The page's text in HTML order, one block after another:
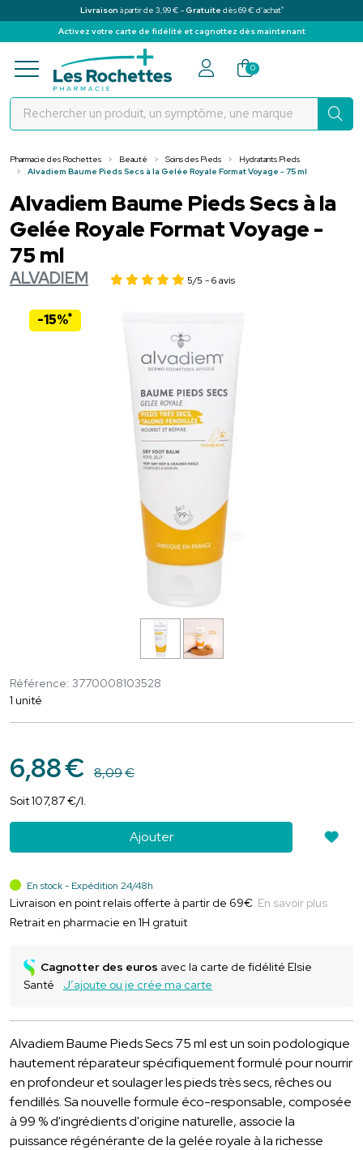
Livraison à partir de 3,99 € -Gratuite dès 69 € d’achat*
Activez votre carte de fidélité et cagnottez dès maintenant
Pharmacie des Rochettes Votre
0
Pharmacie des Rochettes Beauté Soins des Pieds
Hydratants Pieds
Alvadiem Baume Pieds Secs à la Gelée Royale Format Voyage - 75 ml
Alvadiem Baume Pieds Secs à la
Gelée Royale Format Voyage -
75 ml
ALVADIEM 5/5 - 6 avis
-15%*
Référence: 3770008103528
1 unité
6,88€ 8,09€
Soit107,87€/l.
Ajouter
En stock - Expédition 24/48h
Livraison en point relais offerte à partir de 69€ En savoir plus
Retrait en pharmacie en 1H gratuit
Cagnotter des euros avec la carte de fidélité Elsie
Santé
J’ajoute ou je crée ma carte
Alvadiem Baume Pieds Secs 75 ml est un soin podologique
hautement réparateur spécifiquement formulé pour nourrir
en profondeur et soulager les pieds très secs, rêches ou
fendillés. Sa nouvelle formule éco-responsable, composée
à 99 % d'ingrédients d'origine naturelle, associe la
puissance régénérante de la gelée royale à la richesse